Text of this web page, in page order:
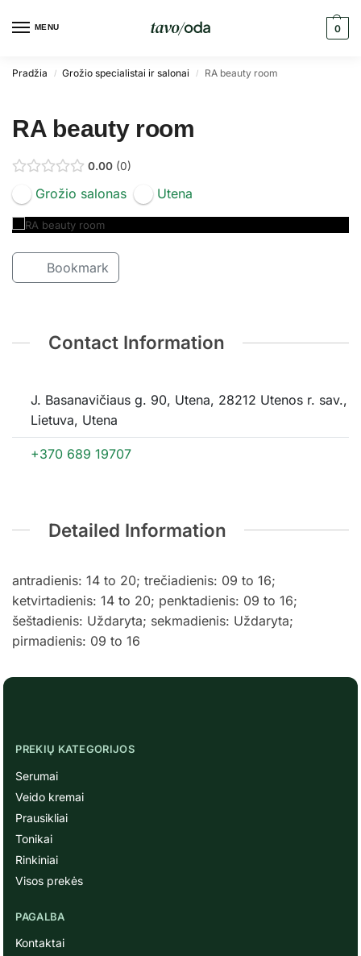
MENU 0
Pradžia / Grožio specialistai ir salonai / RA beauty room
RA beauty room
0.00 0
Grožio salonas Utena
Bookmark
Contact Information
J. Basanavičiaus g. 90, Utena, 28212 Utenos r. sav.,
Lietuva, Utena
+370 689 19707
Detailed Information
antradienis: 14 to 20; trečiadienis: 09 to 16;
ketvirtadienis: 14 to 20; penktadienis: 09 to 16;
šeštadienis: Uždaryta; sekmadienis: Uždaryta;
pirmadienis: 09 to 16
PREKIŲ KATEGORIJOS
Serumai
Veido kremai
Prausikliai
Tonikai
Rinkiniai
Visos prekės
PAGALBA
Kontaktai